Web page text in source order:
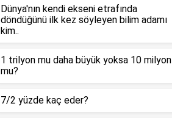
Dünya'nın kendi ekseni etrafında
döndüğünü ilk kez söyleyen bilim adamı
kim..
1 trilyon mu daha büyük yoksa 10 milyon
mu?
7/2 yüzde kaç eder?